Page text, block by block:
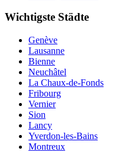
Wichtigste Städte
Genève
Lausanne
Bienne
Neuchâtel
La Chaux-de-Fonds
Fribourg
Vernier
Sion
Lancy
Yverdon-les-Bains
Montreux